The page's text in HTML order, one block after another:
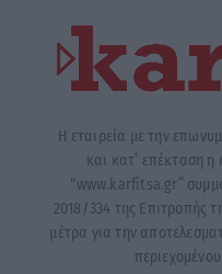
Η εταιρεία με την
και κατ’ επέκταση η
“www.karfitsa.gr”
2018/334 της Επιτροπής
μέτρα για την